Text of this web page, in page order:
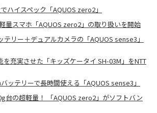
ハイスペック「AQUOS zero2」
量スマホ「AQUOS zero2」の取り扱いを開始
テリー＋デュアルカメラの「AQUOS sense3」
を充実させた「キッズケータイ SH-03M」をNTT
ッテリーで長時間使える「AQUOS sense3」
台の超軽量！ 「AQUOS zero2」がソフトバン